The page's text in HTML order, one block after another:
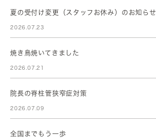
夏の受付け変更（スタッフお休み）のお知らせ
2026.07.23
焼き鳥焼いてきました
2026.07.21
院長の脊柱管狭窄症対策
2026.07.09
全国までもう一歩